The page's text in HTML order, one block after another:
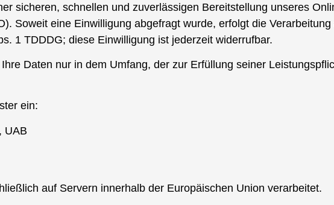
sicheren, schnellen und zuverlässigen Bereitstellung unseres
Soweit eine Einwilligung abgefragt wurde, erfolgt die
1 TDDDG; diese Einwilligung ist jederzeit widerrufbar.
Daten nur in dem Umfang, der zur Erfüllung seiner
ein:
UAB
auf Servern innerhalb der Europäischen Union verarbeitet.